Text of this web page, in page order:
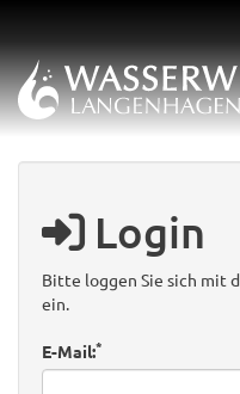
Login
Bitte loggen Sie sich mit
ein.
E-Mail:*